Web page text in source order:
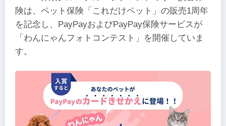
険は、ペット保険「これだけペット」の販売1周年
を記念し、PayPayおよびPayPay保険サービスが
「わんにゃんフォトコンテスト」を開催していま
す。